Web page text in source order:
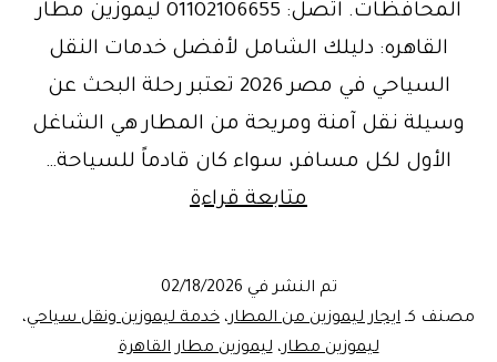
المحافظات. اتصل: 01102106655 ليموزين مطار
القاهره: دليلك الشامل لأفضل خدمات النقل
السياحي في مصر 2026 تعتبر رحلة البحث عن
وسيلة نقل آمنة ومريحة من المطار هي الشاغل
الأول لكل مسافر، سواء كان قادماً للسياحة…
متابعة قراءةليموزين
القاهره
|
احجز
تم النشر في 02/18/2026
مصنف كـ ايجار ليموزين من المطار، خدمة ليموزين ونقل سياحي،
ليموزين مطار،ليموزين مطار القاهرة